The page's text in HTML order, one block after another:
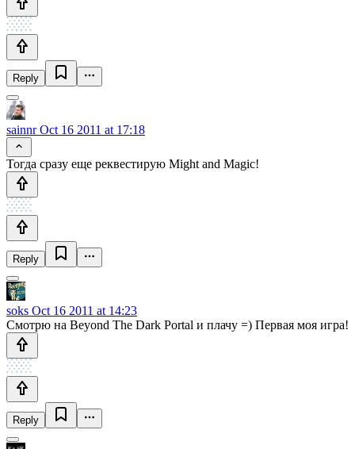
Reply
sainnrOct 16 2011 at 17:18
Тогда сразу еще реквестирую Might and Magic!
Reply
soks Oct 16 2011 at 14:23
Смотрю на Beyond The Dark Portal и плачу =) Первая моя игра!
Reply